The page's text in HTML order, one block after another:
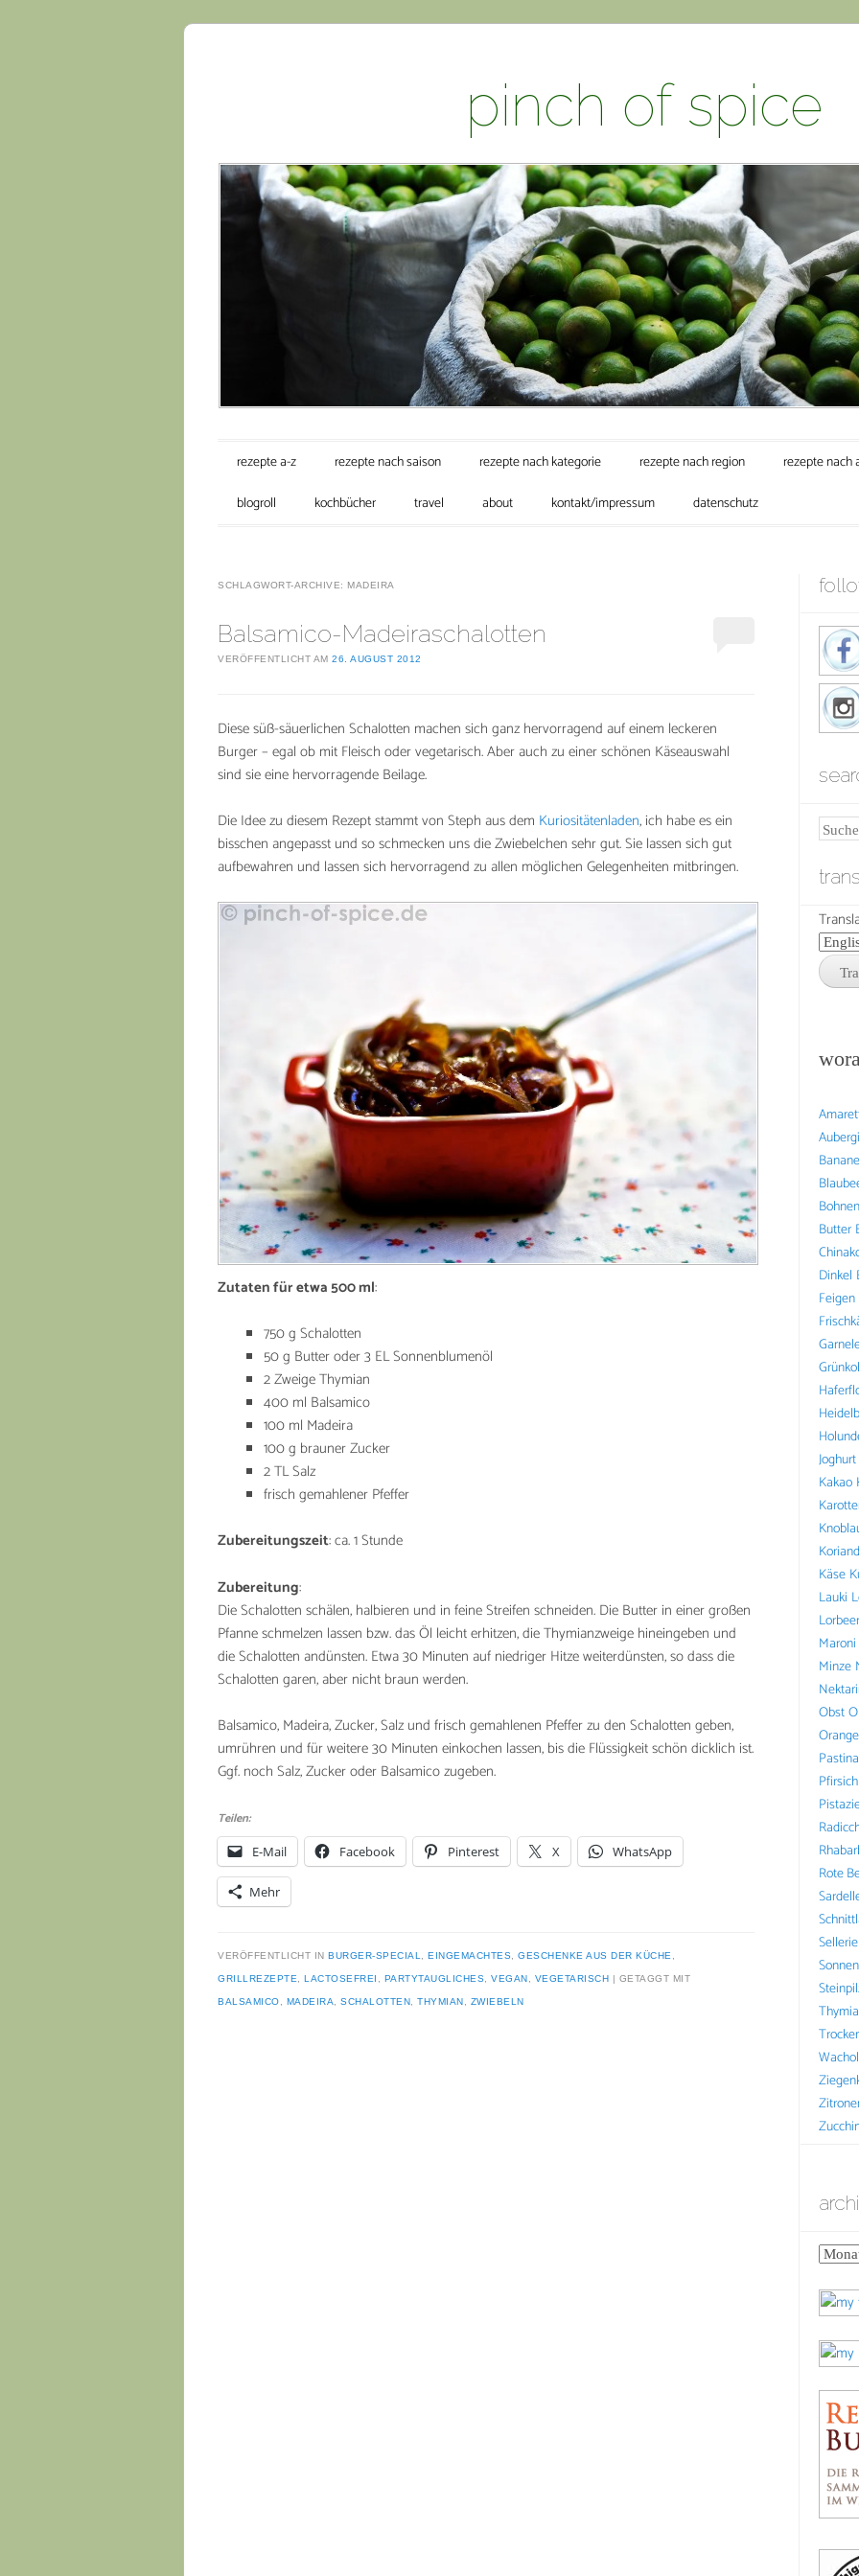
pinch of spice
Hauptmenü
Zum Inhalt springen
rezepte a-z rezepte nach saison rezepte nach kategorie rezepte nach region rezepte nach
blogroll
kochbücher travel about kontakt/impressum datenschutz
SCHLAGWORT-ARCHIVE: MADEIRA
Balsamico-Madeiraschalotten
VERÖFFENTLICHT AM 26. AUGUST 2012
Diese süß-säuerlichen Schalotten machen sich ganz hervorragend auf einem leckeren
Burger – egal ob mit Fleisch oder vegetarisch. Aber auch zu einer schönen Käseauswahl
sind sie eine hervorragende Beilage.
Die Idee zu diesem Rezept stammt von Steph aus dem Kuriositätenladen, ich habe es ein
bisschen angepasst und so schmecken uns die Zwiebelchen sehr gut. Sie lassen sich gut
aufbewahren und lassen sich hervorragend zu allen möglichen Gelegenheiten mitbringen.
Zutaten für etwa 500 ml:
750 g Schalotten
50 g Butter oder 3 EL Sonnenblumenöl
2 Zweige Thymian
400 ml Balsamico
100 ml Madeira
100 g brauner Zucker
2 TL Salz
frisch gemahlener Pfeffer
Zubereitungszeit: ca. 1 Stunde
Zubereitung:
Die Schalotten schälen, halbieren und in feine Streifen schneiden. Die Butter in einer großen
Pfanne schmelzen lassen bzw. das Öl leicht erhitzen, die Thymianzweige hineingeben und
die Schalotten andünsten. Etwa 30 Minuten auf niedriger Hitze weiterdünsten, so dass die
Schalotten garen, aber nicht braun werden.
Balsamico, Madeira, Zucker, Salz und frisch gemahlenen Pfeffer zu den Schalotten geben,
umrühren und für weitere 30 Minuten einkochen lassen, bis die Flüssigkeit schön dicklich ist.
Ggf. noch Salz, Zucker oder Balsamico zugeben.
Teilen:
E-Mail Facebook Pinterest X WhatsApp
Mehr
VERÖFFENTLICHT IN BURGER-SPECIAL EINGEMACHTES GESCHENKE AUS DER KÜCHE
GRILLREZEPTE LACTOSEFREI PARTYTAUGLICHES VEGAN VEGETARISCH GETAGGT MIT
BALSAMICO MADEIRA SCHALOTTEN THYMIAN ZWIEBELN
Banane
Bohnen
Butter
Dinkel
Feigen
Joghurt
Kakao
Käse
Lauki
Lorbeer
Maroni
Minze
Obst
Pfirsich
Rote
Sellerie
archive